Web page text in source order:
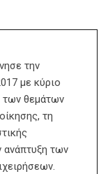
την
με κύριο
των θεμάτων
τη
ανάπτυξη των